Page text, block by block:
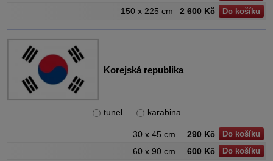
150 x 225 cm 2 600 Kč Do košíku
Korejská republika
tunel karabina
30 x 45 cm 290 Kč Do košíku
60 x 90 cm 600 Kč Do košíku